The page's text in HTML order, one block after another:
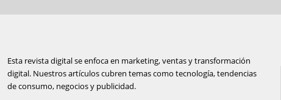
Esta revista digital se enfoca en marketing, ventas y transformación
digital. Nuestros artículos cubren temas como tecnología, tendencias
de consumo, negocios y publicidad.